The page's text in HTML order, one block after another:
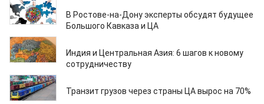
23.10.2025
В Ростове-на-Дону эксперты обсудят будущее
Большого Кавказа и ЦА
23.10.2025
Индия и Центральная Азия: 6 шагов к новому
сотрудничеству
17.10.2025
Транзит грузов через страны ЦА вырос на 70%